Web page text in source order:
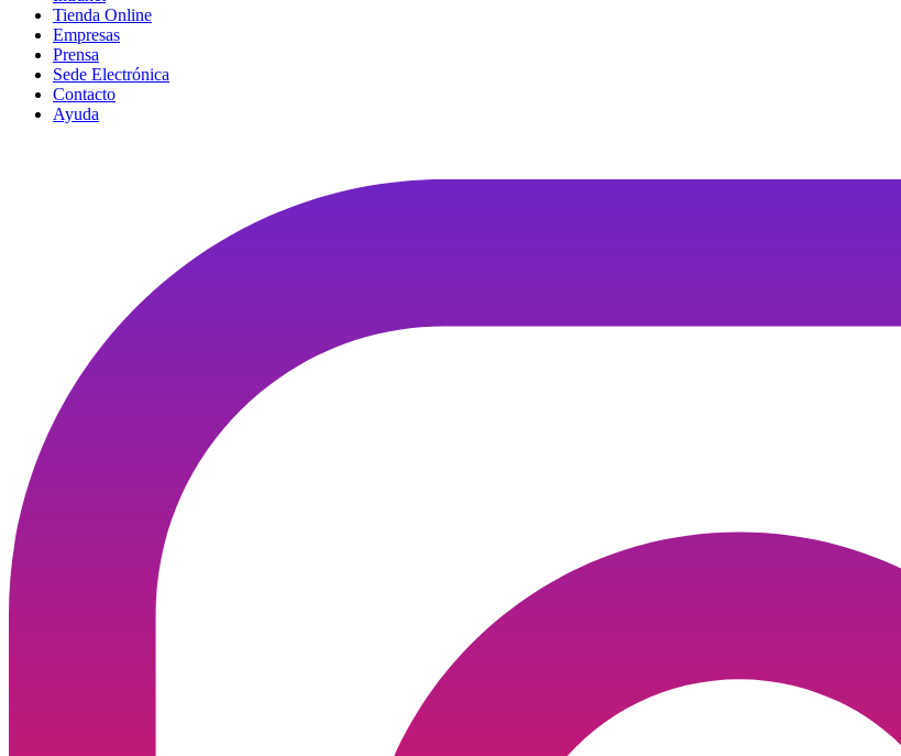
Tienda Online
Empresas
Prensa
Sede Electrónica
Contacto
Ayuda